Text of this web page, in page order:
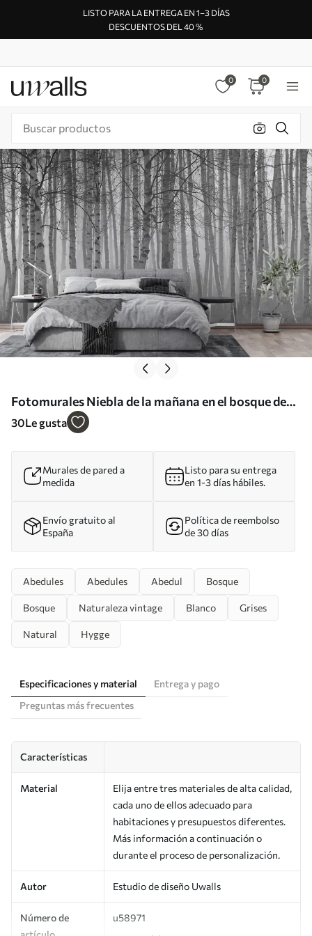
LISTO PARA LA ENTREGA EN 1–3 DÍAS
DESCUENTOS DEL 40 %
0 0
Fotomurales Niebla de la mañana en el bosque de
abedules Nr. u58971
30Le gusta
Murales de pared a
medida
Listo para su entrega
en 1-3 días hábiles.
Envío gratuito al
España
Política de reembolso
de 30 días
Abedules Abedules Abedul Bosque
Bosque Naturaleza vintage Blanco Grises
Natural Hygge
Especificaciones y material
Entrega y pago
Preguntas más frecuentes
Características
Material
Elija entre tres materiales de alta calidad,
cada uno de ellos adecuado para
habitaciones y presupuestos diferentes.
Más información a continuación o
durante el proceso de personalización.
Autor Estudio de diseño Uwalls
Número de
u58971